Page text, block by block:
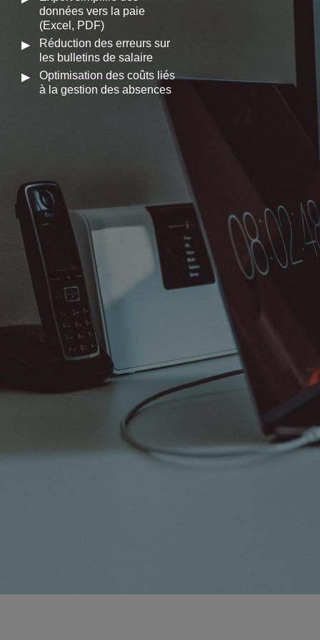
données vers la paie
(Excel, PDF)
Réduction des erreurs sur
les bulletins de salaire
Optimisation des coûts liés
à la gestion des absences